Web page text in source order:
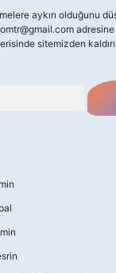
aykırı olduğunu
sitemizden